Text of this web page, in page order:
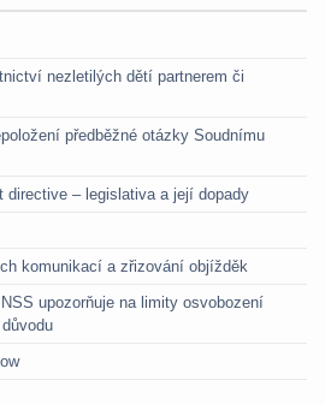
nezletilých dětí partnerem či
předběžné otázky Soudnímu
directive – legislativa a její dopady
komunikací a zřizování objížděk
upozorňuje na limity osvobození